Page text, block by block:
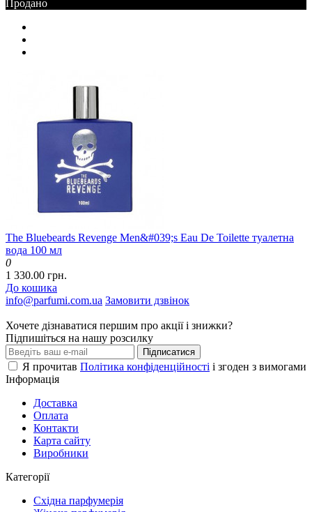
Продано
The Bluebeards Revenge Men&#039;s Eau De Toilette туалетна
вода 100 мл
0
1 330.00 грн.
До кошика
info@parfumi.com.ua Замовити дзвінок
Хочете дізнаватися першим про акції і знижки?
Підпишіться на нашу розсилку
Підписатися
Я прочитав Політика конфіденційності і згоден з вимогами
Інформація
Доставка
Оплата
Контакти
Карта сайту
Виробники
Категорії
Східна парфумерія